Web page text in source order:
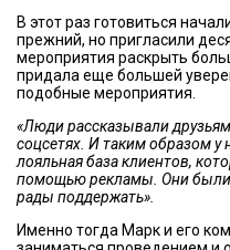
В этот раз готовиться
прежний, но пригласили
мероприятия раскрыть
придала еще большей
подобные мероприятия.
«Люди рассказывали
соцсетях. И таким образом у
лояльная база клиентов,
помощью рекламы. Они были
рады поддержать».
Именно тогда Марк и его